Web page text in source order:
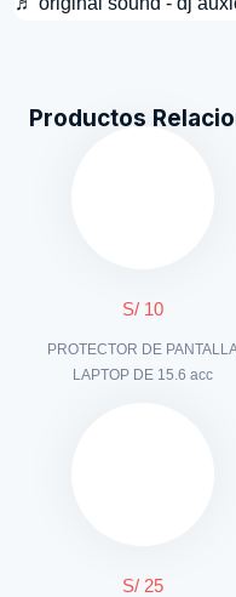
Productos
S/ 10
PROTECTOR DE
LAPTOP DE 15.6 acc
S/ 25